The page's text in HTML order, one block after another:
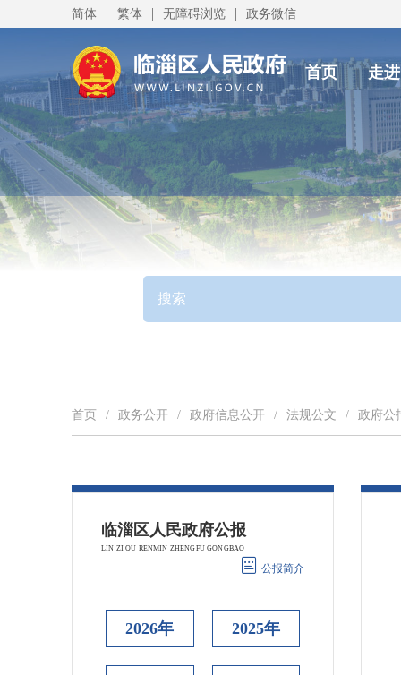
简体 | 繁体 | 无障碍浏览 | 政务微信
首页 走
首页 / 政务公开 / 政府信息公开 / 法规公文 / 政府公
公报简介
2026年 2025年